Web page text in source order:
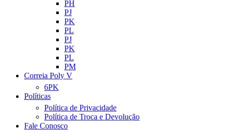
PH
PJ
PK
PL
PJ
PK
PL
PM
Correia Poly V
6PK
Políticas
Política de Privacidade
Política de Troca e Devolução
Fale Conosco